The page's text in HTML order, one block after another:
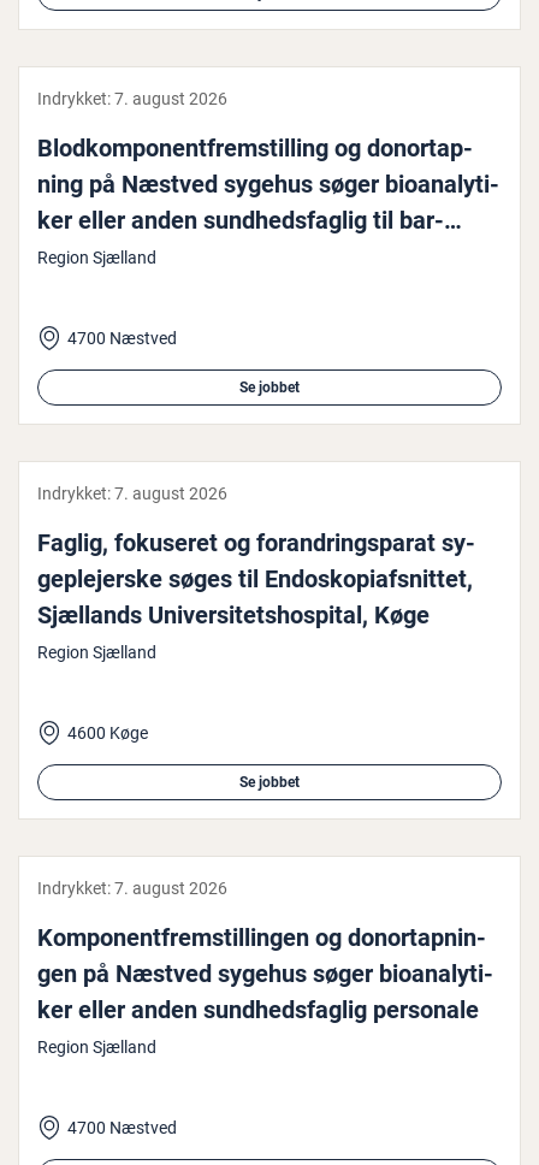
Indrykket:7. august 2026
Blod­kom­po­nent­frem­stil­ling og do­nortap­
ning på Næstved sygehus søger bio­a­na­ly­ti­
ker eller anden sund­heds­fag­lig til bar­
selsvi­ka­ri­at
Region Sjælland
4700 Næstved
Se jobbet
Indrykket:7. august 2026
Faglig, fokuseret og for­an­drings­pa­rat sy­
geple­jer­ske søges til En­dosko­pi­af­snit­tet,
Sjællands Uni­ver­si­tets­ho­spi­tal, Køge
Region Sjælland
4600 Køge
Se jobbet
Indrykket:7. august 2026
Kom­po­nent­frem­stil­lin­gen og do­nortap­nin­
gen på Næstved sygehus søger bio­a­na­ly­ti­
ker eller anden sund­heds­fag­lig personale
Region Sjælland
4700 Næstved